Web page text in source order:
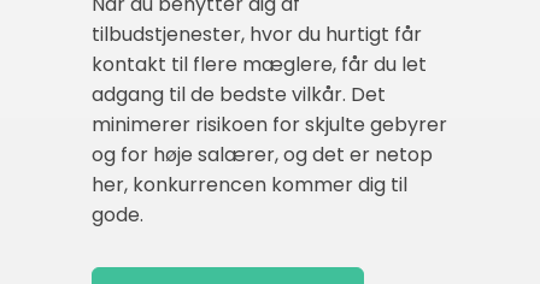
tilbudstjenester, hvor du hurtigt får
kontakt til flere mæglere, får du let
adgang til de bedste vilkår. Det
minimerer risikoen for skjulte gebyrer
og for høje salærer, og det er netop
her, konkurrencen kommer dig til
gode.